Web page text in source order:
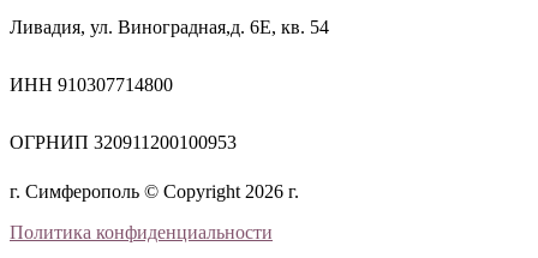
Ливадия, ул. Виноградная,д. 6Е, кв. 54
ИНН 910307714800
ОГРНИП 320911200100953
г. Симферополь © Copyright 2026 г.
Политика конфиденциальности